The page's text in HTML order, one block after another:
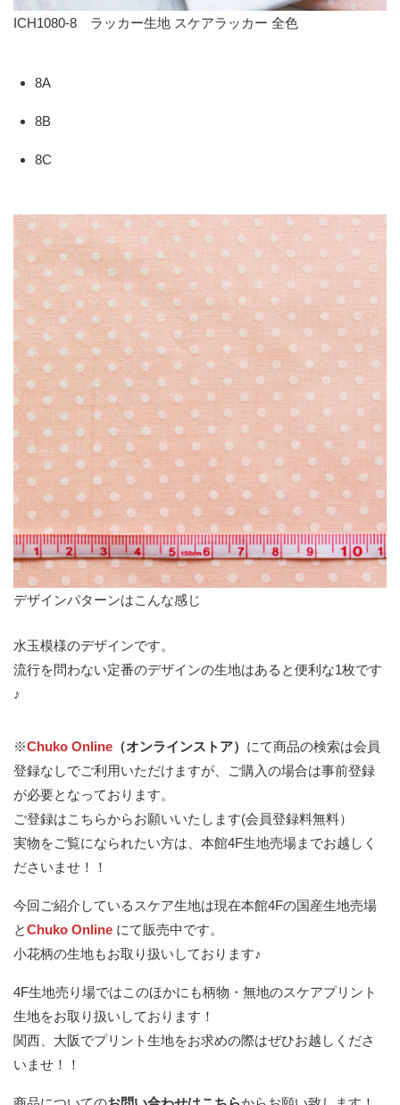
ICH1080-8 ラッカー生地 スケアラッカー 全色
8A
8B
8C
デザインパターンはこんな感じ
水玉模様のデザインです。
流行を問わない定番のデザインの生地はあると便利な1枚です
♪
※Chuko Online （オンラインストア） にて商品の検索は会員
登録なしでご利用いただけますが、ご購入の場合は事前登録
が必要となっております。
ご登録はこちらからお願いいたします(会員登録料無料）
実物をご覧になられたい方は、本館4F生地売場までお越しく
ださいませ！！
今回ご紹介しているスケア生地は現在本館4Fの国産生地売場
とChuko Online にて販売中です。
小花柄の生地もお取り扱いしております♪
4F生地売り場ではこのほかにも柄物・無地のスケアプリント
生地をお取り扱いしております！
関西、大阪でプリント生地をお求めの際はぜひお越しくださ
いませ！！